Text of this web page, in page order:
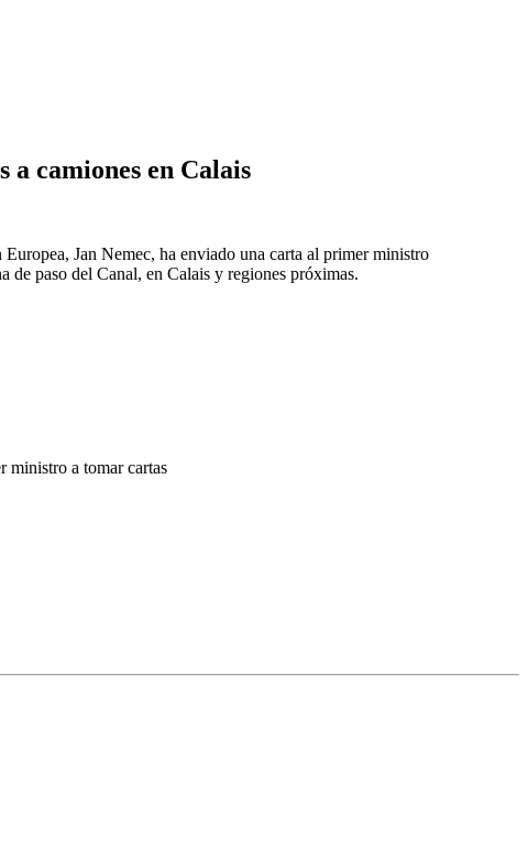
camiones en Calais
Jan Nemec, ha enviado una carta al primer ministro
de paso del Canal, en Calais y regiones próximas.
ministro a tomar cartas